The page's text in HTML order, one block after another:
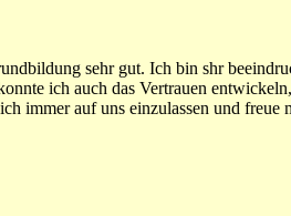
sehr gut. Ich bin shr
ich auch das Vertrauen
immer auf uns einzulassen und freue